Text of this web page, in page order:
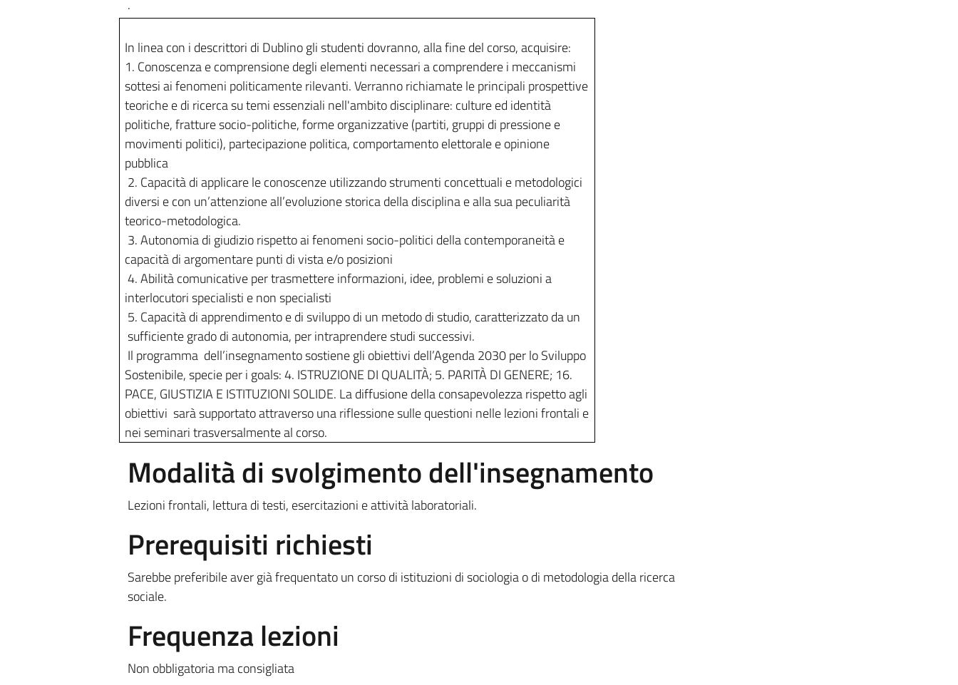
.
In linea con i descrittori di Dublino gli studenti dovranno, alla fine del corso, acquisire:
1. Conoscenza e comprensione degli elementi necessari a comprendere i meccanismi
sottesi ai fenomeni politicamente rilevanti. Verranno richiamate le principali prospettive
teoriche e di ricerca su temi essenziali nell'ambito disciplinare: culture ed identità
politiche, fratture socio-politiche, forme organizzative (partiti, gruppi di pressione e
movimenti politici), partecipazione politica, comportamento elettorale e opinione
pubblica
2. Capacità di applicare le conoscenze utilizzando strumenti concettuali e metodologici
diversi e con un’attenzione all’evoluzione storica della disciplina e alla sua peculiarità
teorico-metodologica.
3. Autonomia di giudizio rispetto ai fenomeni socio-politici della contemporaneità e
capacità di argomentare punti di vista e/o posizioni
4. Abilità comunicative per trasmettere informazioni, idee, problemi e soluzioni a
interlocutori specialisti e non specialisti
5. Capacità di apprendimento e di sviluppo di un metodo di studio, caratterizzato da un
sufficiente grado di autonomia, per intraprendere studi successivi.
Il programma dell’insegnamento sostiene gli obiettivi dell’Agenda 2030 per lo Sviluppo
Sostenibile, specie per i goals: 4. ISTRUZIONE DI QUALITÀ; 5. PARITÀ DI GENERE; 16.
PACE, GIUSTIZIA E ISTITUZIONI SOLIDE. La diffusione della consapevolezza rispetto agli
obiettivi sarà supportato attraverso una riflessione sulle questioni nelle lezioni frontali e
nei seminari trasversalmente al corso.
Modalità di svolgimento dell'insegnamento
Lezioni frontali, lettura di testi, esercitazioni e attività laboratoriali.
Prerequisiti richiesti
Sarebbe preferibile aver già frequentato un corso di istituzioni di sociologia o di metodologia della ricerca
sociale.
Frequenza lezioni
Non obbligatoria ma consigliata